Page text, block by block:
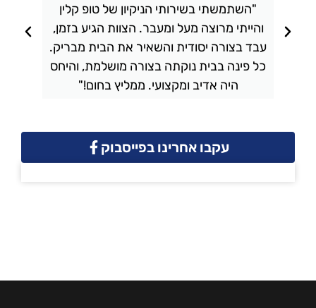
"השתמשתי בשירותי הניקיון של טופ קלין
והייתי מרוצה מעל ומעבר. הצוות הגיע בזמן,
עבד בצורה יסודית והשאיר את הבית מבריק.
כל פינה בבית נוקתה בצורה מושלמת, והיחס
היה אדיב ומקצועי. ממליץ בחום!"
עקבו אחרינו בפייסבוק